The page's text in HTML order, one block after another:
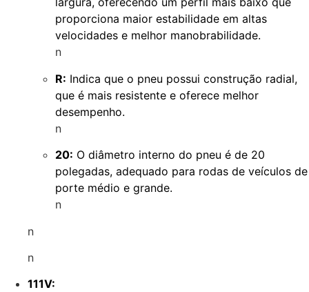
proporciona maior estabilidade em altas
velocidades e melhor manobrabilidade.
n
R: Indica que o pneu possui construção radial,
que é mais resistente e oferece melhor
desempenho.
n
20: O diâmetro interno do pneu é de 20
polegadas, adequado para rodas de veículos de
porte médio e grande.
n
n
n
111V: